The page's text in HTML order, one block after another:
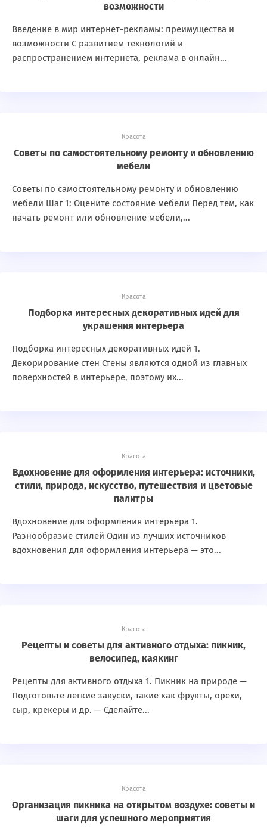
возможности
Введение в мир интернет-рекламы: преимущества и
возможности С развитием технологий и
распространением интернета, реклама в онлайн...
Красота
Советы по самостоятельному ремонту и обновлению
мебели
Советы по самостоятельному ремонту и обновлению
мебели Шаг 1: Оцените состояние мебели Перед тем, как
начать ремонт или обновление мебели,...
Красота
Подборка интересных декоративных идей для
украшения интерьера
Подборка интересных декоративных идей 1.
Декорирование стен Стены являются одной из главных
поверхностей в интерьере, поэтому их...
Красота
Вдохновение для оформления интерьера: источники,
стили, природа, искусство, путешествия и цветовые
палитры
Вдохновение для оформления интерьера 1.
Разнообразие стилей Один из лучших источников
вдохновения для оформления интерьера — это...
Красота
Рецепты и советы для активного отдыха: пикник,
велосипед, каякинг
Рецепты для активного отдыха 1. Пикник на природе —
Подготовьте легкие закуски, такие как фрукты, орехи,
сыр, крекеры и др. — Сделайте...
Красота
Организация пикника на открытом воздухе: советы и
шаги для успешного мероприятия